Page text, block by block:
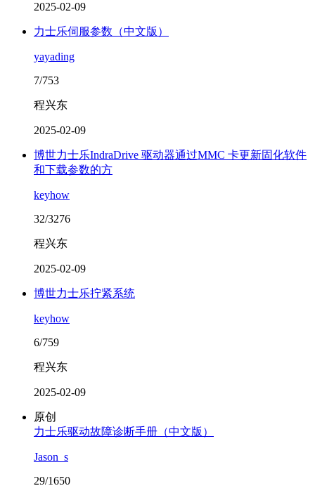
2025-02-09
力士乐伺服参数（中文版）
yayading
7/753
程兴东
2025-02-09
博世力士乐IndraDrive 驱动器通过MMC 卡更新固化软件
和下载参数的方
keyhow
32/3276
程兴东
2025-02-09
博世力士乐拧紧系统
keyhow
6/759
程兴东
2025-02-09
原创
力士乐驱动故障诊断手册（中文版）
Jason_s
29/1650